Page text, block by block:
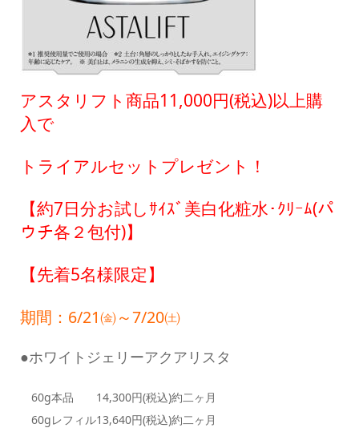
アスタリフト商品11,000円(税込)以上購
入で
トライアルセットプレゼント！
【約7日分お試しｻｲｽﾞ美白化粧水･ｸﾘｰﾑ(パ
ウチ各２包付)】
【先着5名様限定】
期間：6/21㈮～7/20㈯
●ホワイトジェリーアクアリスタ
60g本品 14,300円(税込)約二ヶ月
60gレフィル13,640円(税込)約二ヶ月